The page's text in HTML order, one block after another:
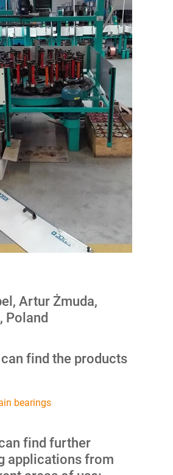
Artur Żmuda,
Poland
find the products
bearings
find further
applications from